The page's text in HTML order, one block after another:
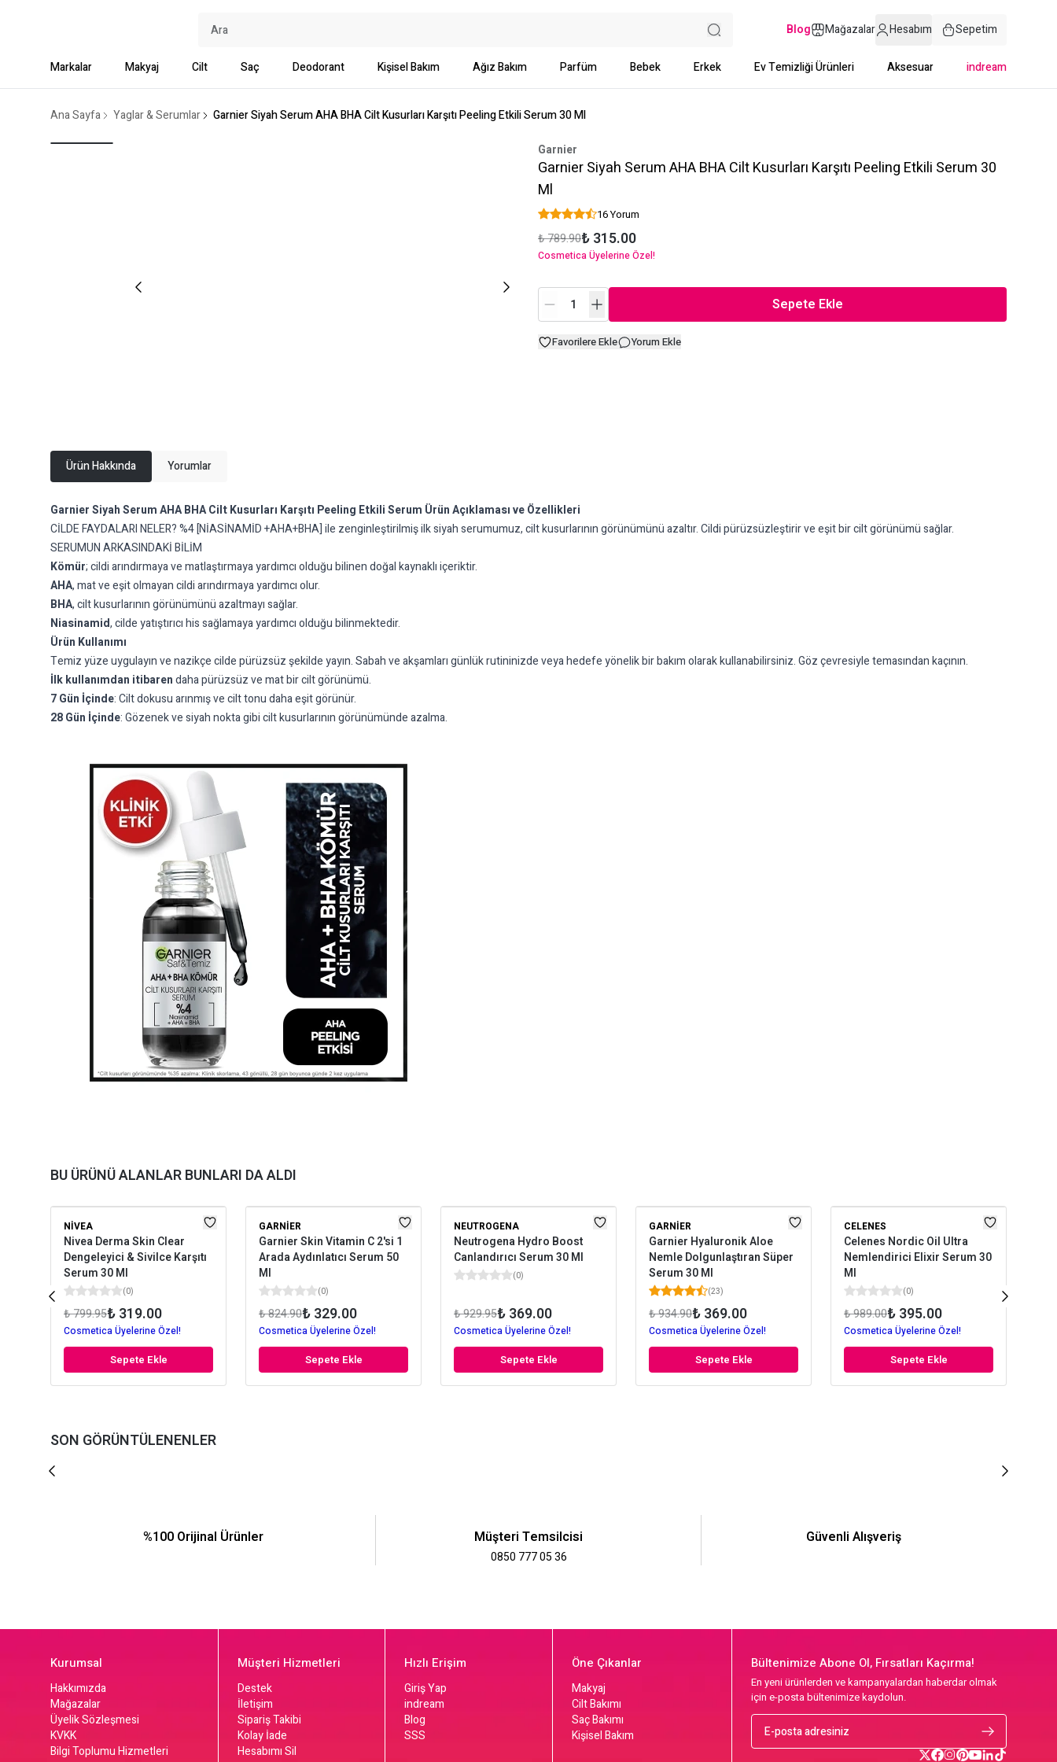
Blog Mağazalar Hesabım Sepetim
Markalar Makyaj Cilt Saç Deodorant Kişisel Bakım Ağız Bakım Parfüm Bebek Erkek Ev Temizliği Ürünleri Aksesuar indream
Ana Sayfa Yaglar & Serumlar Garnier Siyah Serum AHA BHA Cilt Kusurları Karşıtı Peeling Etkili Serum 30 Ml
Garnier
Garnier Siyah Serum AHA BHA Cilt Kusurları Karşıtı Peeling Etkili Serum 30
Ml
16 Yorum
₺ 789.90₺ 315.00
Cosmetica Üyelerine Özel!
Sepete Ekle
Favorilere Ekle Yorum Ekle
Ürün Hakkında Yorumlar
Garnier Siyah Serum AHA BHA Cilt Kusurları Karşıtı Peeling Etkili Serum Ürün Açıklaması ve Özellikleri
CİLDE FAYDALARI NELER? %4 [NİASİNAMİD +AHA+BHA] ile zenginleştirilmiş ilk siyah serumumuz, cilt kusurlarının görünümünü azaltır. Cildi pürüzsüzleştirir ve eşit bir cilt görünümü sağlar.
SERUMUN ARKASINDAKİ BİLİM
Kömür; cildi arındırmaya ve matlaştırmaya yardımcı olduğu bilinen doğal kaynaklı içeriktir.
AHA, mat ve eşit olmayan cildi arındırmaya yardımcı olur.
BHA, cilt kusurlarının görünümünü azaltmayı sağlar.
Niasinamid, cilde yatıştırıcı his sağlamaya yardımcı olduğu bilinmektedir.
Ürün Kullanımı
Temiz yüze uygulayın ve nazikçe cilde pürüzsüz şekilde yayın. Sabah ve akşamları günlük rutininizde veya hedefe yönelik bir bakım olarak kullanabilirsiniz. Göz çevresiyle temasından kaçının.
İlk kullanımdan itibarendaha pürüzsüz ve mat bir cilt görünümü.
7 Gün İçinde: Cilt dokusu arınmış ve cilt tonu daha eşit görünür.
28 Gün İçinde: Gözenek ve siyah nokta gibi cilt kusurlarının görünümünde azalma.
BU ÜRÜNÜ ALANLAR BUNLARI DA ALDI
NIVEA
Nivea Derma Skin Clear
Dengeleyici & Sivilce Karşıtı
Serum 30 Ml
(0)
₺ 799.95₺ 319.00
Cosmetica Üyelerine Özel!
Sepete Ekle
GARNIER
Garnier Skin Vitamin C 2'si 1
Arada Aydınlatıcı Serum 50
Ml
(0)
₺ 824.90₺ 329.00
Cosmetica Üyelerine Özel!
Sepete Ekle
NEUTROGENA
Neutrogena Hydro Boost
Canlandırıcı Serum 30 Ml
(0)
₺ 929.95₺ 369.00
Cosmetica Üyelerine Özel!
Sepete Ekle
GARNIER
Garnier Hyaluronik Aloe
Nemle Dolgunlaştıran Süper
Serum 30 Ml
(23)
₺ 934.90₺ 369.00
Cosmetica Üyelerine Özel!
Sepete Ekle
CELENES
Celenes Nordic Oil Ultra
Nemlendirici Elixir Serum 30
Ml
(0)
₺ 989.00₺ 395.00
Cosmetica Üyelerine Özel!
Sepete Ekle
SON GÖRÜNTÜLENENLER
%100 Orijinal Ürünler Müşteri Temsilcisi
0850 777 05 36
Güvenli Alışveriş
Kurumsal
Hakkımızda
Mağazalar
Üyelik Sözleşmesi
KVKK
Bilgi Toplumu Hizmetleri
Müşteri Hizmetleri
Destek
İletişim
Sipariş Takibi
Kolay İade
Hesabımı Sil
Hızlı Erişim
Giriş Yap
indream
Blog
SSS
Öne Çıkanlar
Makyaj
Cilt Bakımı
Saç Bakımı
Kişisel Bakım
Bültenimize Abone Ol, Fırsatları Kaçırma!
En yeni ürünlerden ve kampanyalardan haberdar olmak
için e-posta bültenimize kaydolun.